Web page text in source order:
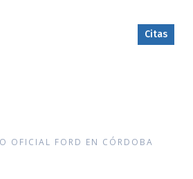
Citas
OFICIAL FORD EN CÓRDOBA